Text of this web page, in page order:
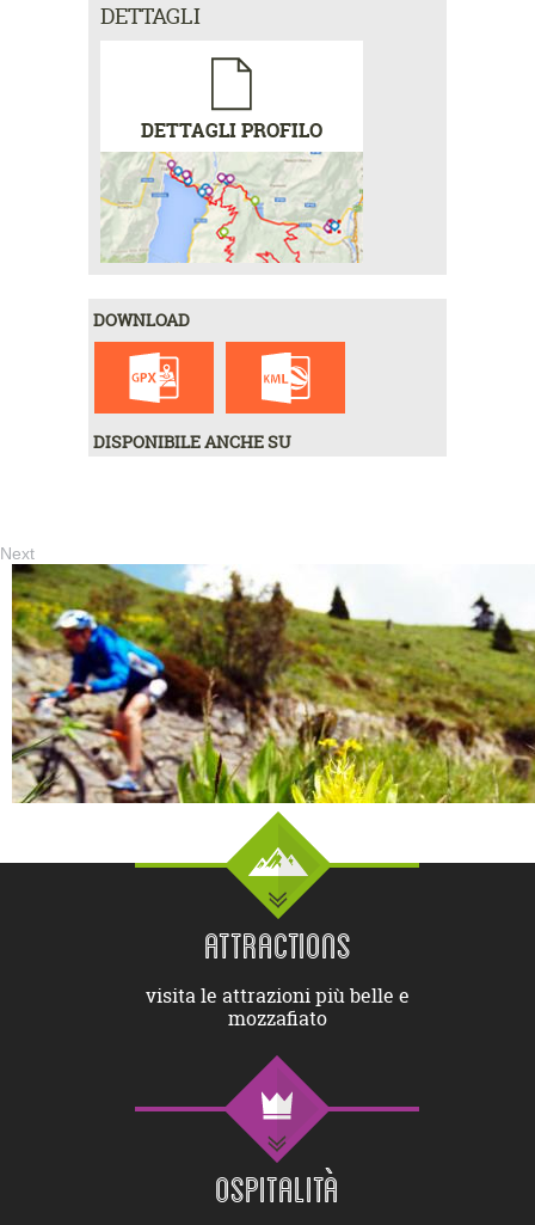
DETTAGLI
DETTAGLI PROFILO
DOWNLOAD
DISPONIBILE ANCHE SU
Next
ATTRACTIONS
visita le attrazioni più belle e
mozzafiato
OSPITALITÀ